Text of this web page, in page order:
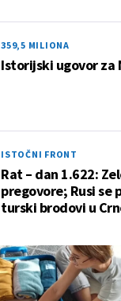
359,5 MILIONA
Istorijski ugovor za
ISTOČNI FRONT
Rat – dan 1.622:
pregovore; Rusi se
turski brodovi u